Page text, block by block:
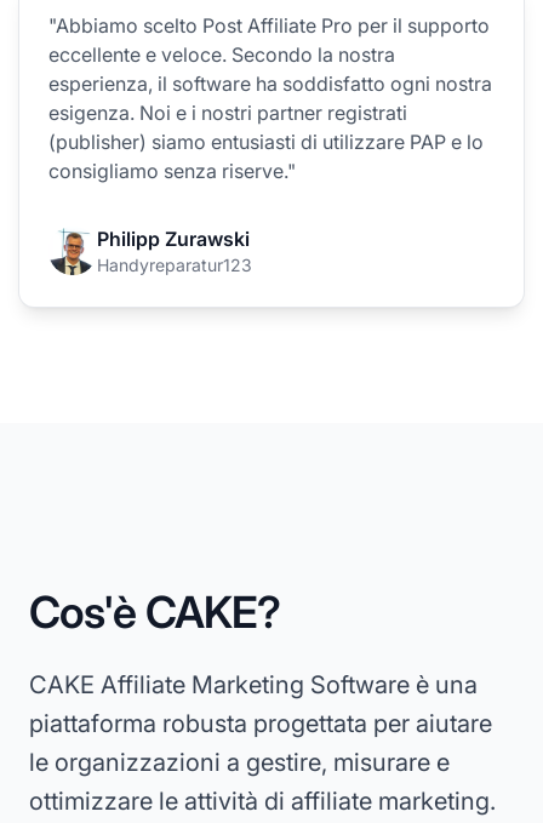
"Abbiamo scelto Post Affiliate Pro per il supporto
eccellente e veloce. Secondo la nostra
esperienza, il software ha soddisfatto ogni nostra
esigenza. Noi e i nostri partner registrati
(publisher) siamo entusiasti di utilizzare PAP e lo
consigliamo senza riserve."
Philipp Zurawski
Handyreparatur123
Cos'è CAKE?
CAKE Affiliate Marketing Software è una
piattaforma robusta progettata per aiutare
le organizzazioni a gestire, misurare e
ottimizzare le attività di affiliate marketing.